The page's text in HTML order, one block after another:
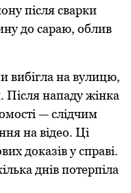
після сварки
до сараю, облив
вибігла на вулицю,
Після нападу жінка
— слідчим
на відео. Ці
доказів у справі.
днів потерпіла